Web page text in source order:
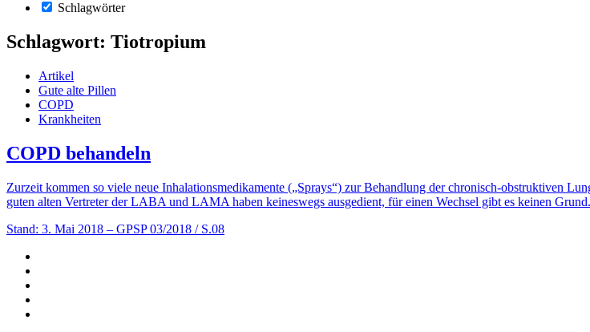
Schlagwörter
Schlagwort: Tiotropium
Artikel
Gute alte Pillen
COPD
Krankheiten
COPD behandeln
Zurzeit kommen so viele neue Inhalationsmedikamente („Sprays“) zur Behandlung der chronisch-obstruktiven
guten alten Vertreter der LABA und LAMA haben keineswegs ausgedient, für einen Wechsel gibt es keinen Grund.
Stand: 3. Mai 2018 – GPSP 03/2018 / S.08